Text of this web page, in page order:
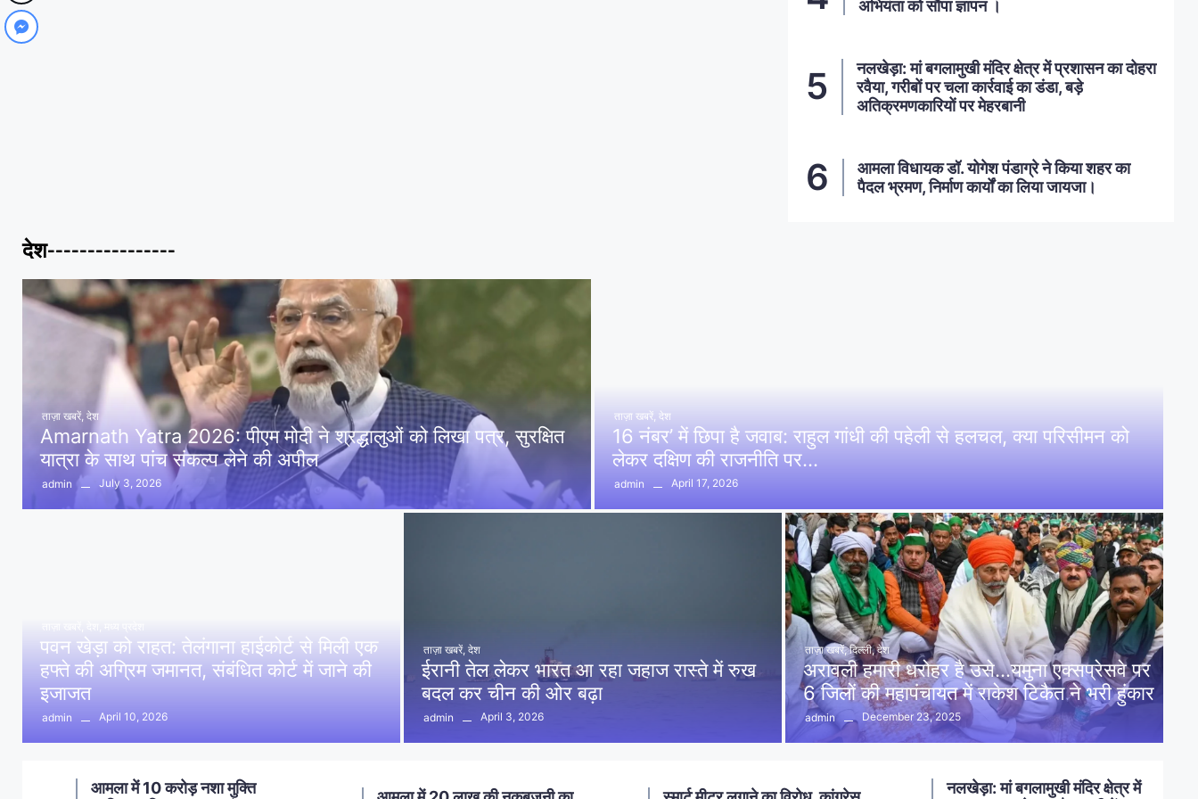
अभियंता को सौंपा ज्ञापन ।
नलखेड़ा: मां बगलामुखी मंदिर क्षेत्र में प्रशासन का दोहरा
रवैया, गरीबों पर चला कार्रवाई का डंडा, बड़े
अतिक्रमणकारियों पर मेहरबानी
आमला विधायक डॉ. योगेश पंडाग्रे ने किया शहर का
पैदल भ्रमण, निर्माण कार्यों का लिया जायजा।
देश----------------
ताज़ा खबरें देश
Amarnath Yatra 2026: पीएम मोदी ने श्रद्धालुओं को लिखा पत्र, सुरक्षित
यात्रा के साथ पांच संकल्प लेने की अपील
admin July 3, 2026
ताज़ा खबरें देश
16 नंबर’ में छिपा है जवाब: राहुल गांधी की पहेली से हलचल, क्या परिसीमन को
लेकर दक्षिण की राजनीति पर…
admin April 17, 2026
पवन खेड़ा को राहत: तेलंगाना हाईकोर्ट से मिली एक
हफ्ते की अग्रिम जमानत, संबंधित कोर्ट में जाने की
इजाजत
admin April 10, 2026
ताज़ा खबरें, देश
ईरानी तेल लेकर भारत आ रहा जहाज रास्ते में रुख
बदल कर चीन की ओर बढ़ा
admin April 3, 2026
ताज़ा खबरें, दिल्ली, देश
अरावली हमारी धरोहर है उसे…यमुना एक्सप्रेसवे पर
6 जिलों की महापंचायत में राकेश टिकैत ने भरी हुंकार
admin December 23, 2025
आमला में 10 करोड़ नशा मुक्ति
नलखेड़ा: मां बगलामुखी मंदिर क्षेत्र में